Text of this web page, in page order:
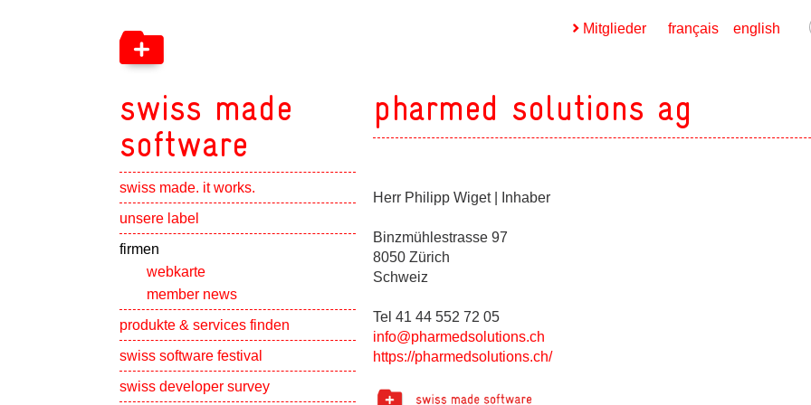
swiss made
software
swiss made. it works.
unsere label
firmen Show subpages
webkarte
member news
produkte & services finden
Show subpages
swiss software festival
swiss developer survey
english
français
Mitglieder
pharmed solutions ag
Herr Philipp Wiget | Inhaber
Binzmühlestrasse 97
8050 Zürich
Schweiz
Tel 41 44 552 72 05
info@pharmedsolutions.ch
https://pharmedsolutions.ch/